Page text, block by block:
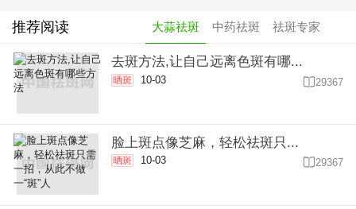
推荐阅读 大蒜祛斑 中药祛斑 祛斑专家
去斑方法,让自己远离色斑有哪...
晒斑 10-03  29367
脸上斑点像芝麻，轻松祛斑只...
晒斑 10-03 29367